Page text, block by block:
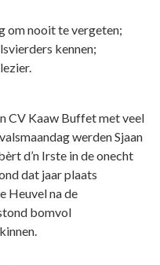
om nooit te vergeten;
kennen;
CV Kaaw Buffet met veel
werden Sjaan
d’n Irste in de onecht
dat jaar plaats
Heuvel na de
bomvol